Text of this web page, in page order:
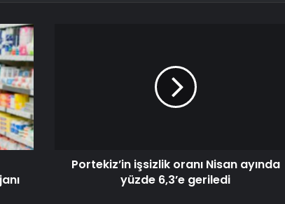
Portekiz’in işsizlik oranı Nisan ayında
yüzde 6,3’e geriledi